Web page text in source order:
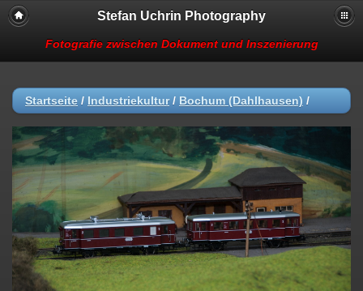
Stefan Uchrin Photography
Fotografie zwischen Dokument und Inszenierung
Startseite / Industriekultur/ Bochum (Dahlhausen) /